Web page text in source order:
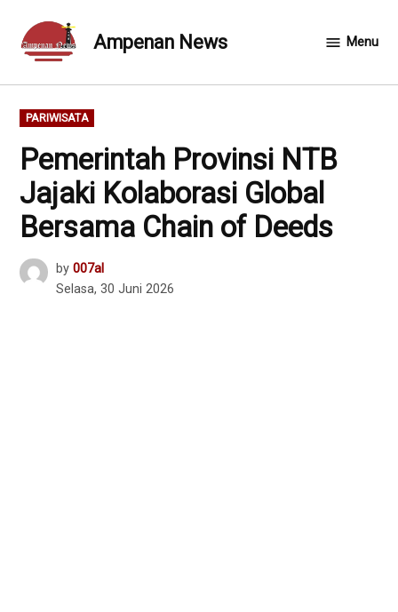
content
Ampenan News Menu
POSTED
IN
PARIWISATA
Pemerintah Provinsi NTB
Jajaki Kolaborasi Global
Bersama Chain of Deeds
by 007al
Selasa, 30 Juni 2026